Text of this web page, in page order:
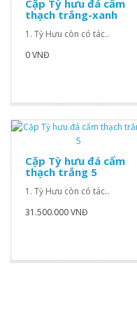
Cặp Tỳ hưu đá cẩm
thạch trắng-xanh
1. Tỳ Hưu còn có tác..
0 VNĐ
Cặp Tỳ hưu đá cẩm
thạch trắng 5
1. Tỳ Hưu còn có tác..
31.500.000 VNĐ